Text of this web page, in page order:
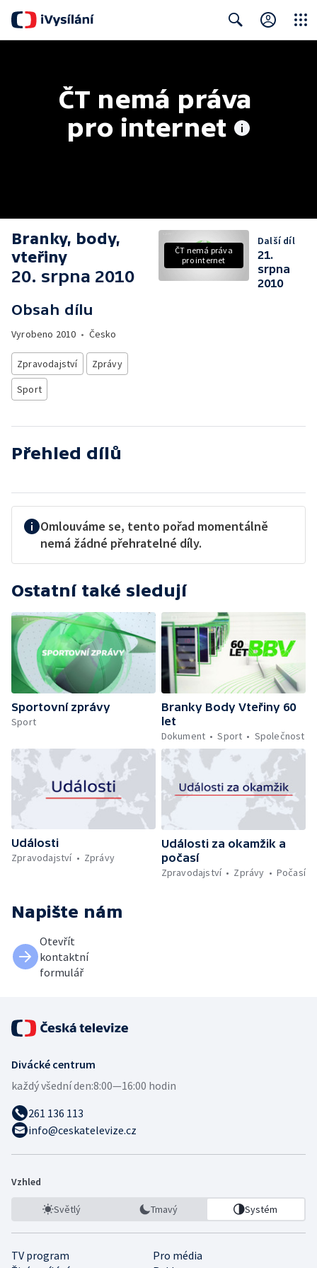
ČT nemá práva
pro internet
Branky, body,
vteřiny
20. srpna 2010
Obsah dílu
Vyrobeno 2010 • Česko
Zpravodajství
Zprávy
Sport
ČT nemá práva
pro internet
Další díl
21.
srpna
2010
Přehled dílů
Omlouváme se, tento pořad momentálně
nemá žádné přehratelné díly.
Ostatní také sledují
Sportovní zprávy
Sport
Branky Body Vteřiny 60
let
Dokument
Sport Společnost
Události
Zpravodajství
Zprávy
Události za okamžik a
počasí
Zpravodajství
Zprávy Počasí
Napište nám
Otevřít
kontaktní
formulář
Divácké centrum
každý všední den:8:00—16:00 hodin
261 136 113
info@ceskatelevize.cz
Vzhled
Světlý Tmavý Systém
TV program
Pro média